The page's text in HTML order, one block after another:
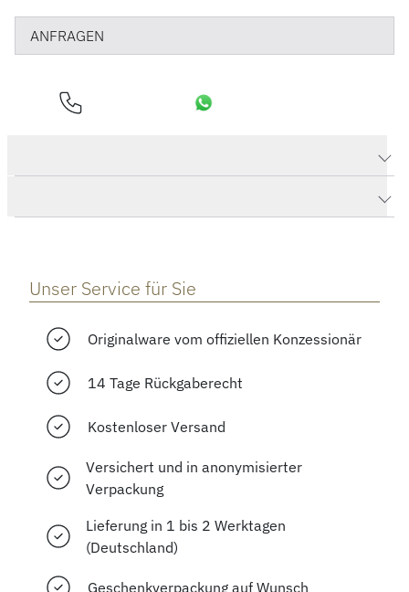
ANFRAGEN
Unser Service für Sie
Originalware vom offiziellen Konzessionär
14 Tage Rückgaberecht
Kostenloser Versand
Versichert und in anonymisierter
Verpackung
Lieferung in 1 bis 2 Werktagen
(Deutschland)
Geschenkverpackung auf Wunsch